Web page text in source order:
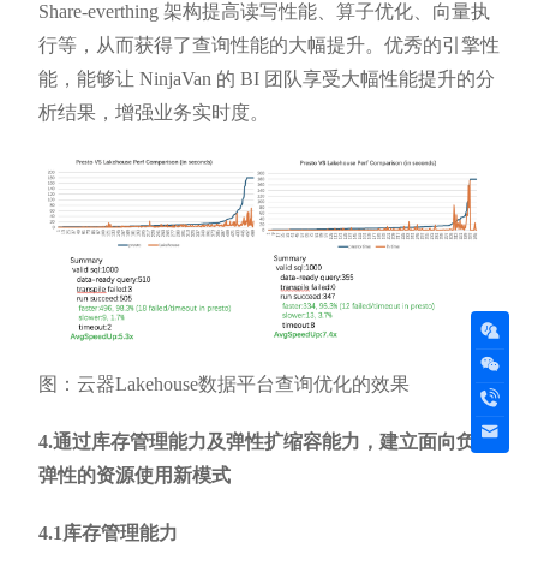
Share-everthing 架构提高读写性能、算子优化、向量执
行等，从而获得了查询性能的大幅提升。优秀的引擎性
能，能够让 NinjaVan 的 BI 团队享受大幅性能提升的分
析结果，增强业务实时度。
图：云器Lakehouse数据平台查询优化的效果
4.通过库存管理能力及弹性扩缩容能力，建立面向负载
弹性的资源使用新模式
4.1库存管理能力